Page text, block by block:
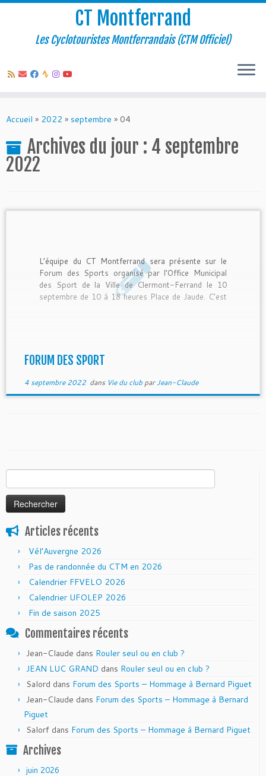
au
CT Montferrand
Les Cyclotouristes Montferrandais (CTM Officiel)
Accueil » 2022 » septembre » 04
Archives du jour : 4 septembre
2022
L’équipe du CT Montferrand sera présente sur le
Forum des Sports organisé par l’Office Municipal
des Sport de la Ville de Clermont-Ferrand le 10
septembre de 10 à 18 heures Place de Jaude. C’est
FORUM DES SPORT
4 septembre 2022dans Vie du club parJean-Claude
Articles récents
Vél’Auvergne 2026
Pas de randonnée du CTM en 2026
Calendrier FFVELO 2026
Calendrier UFOLEP 2026
Fin de saison 2025
Commentaires récents
Jean-Claude dans Rouler seul ou en club ?
JEAN LUC GRAND dans Rouler seul ou en club ?
Salord dans Forum des Sports – Hommage à Bernard Piguet
Jean-Claude dans Forum des Sports – Hommage à Bernard
Piguet
Salorf dans Forum des Sports – Hommage à Bernard Piguet
Archives
juin 2026